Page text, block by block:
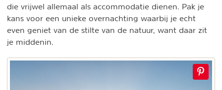
die vrijwel allemaal als accommodatie dienen. Pak je
kans voor een unieke overnachting waarbij je echt
even geniet van de stilte van de natuur, want daar zit
je middenin.